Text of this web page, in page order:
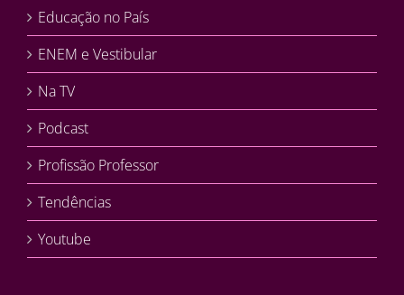
Educação no País
ENEM e Vestibular
Na TV
Podcast
Profissão Professor
Tendências
Youtube